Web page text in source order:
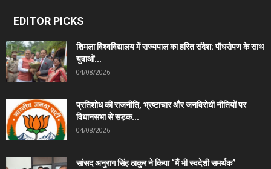
EDITOR PICKS
शिमला विश्वविद्यालय में राज्यपाल का हरित संदेश: पौधरोपण के साथ
युवाओं...
04/08/2026
प्रतिशोध की राजनीति, भ्रष्टाचार और जनविरोधी नीतियों पर
विधानसभा से सड़क...
04/08/2026
सांसद अनुराग सिंह ठाकुर ने किया “मैं भी स्वदेशी समर्थक”